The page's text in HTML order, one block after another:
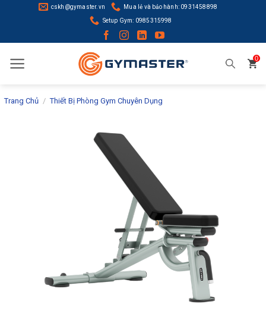
cskh@gymaster.vn Mua lẻ và bảo hành: 0931458898
Setup Gym: 0985315998
0
Trang Chủ / Thiết Bị Phòng Gym Chuyên Dụng